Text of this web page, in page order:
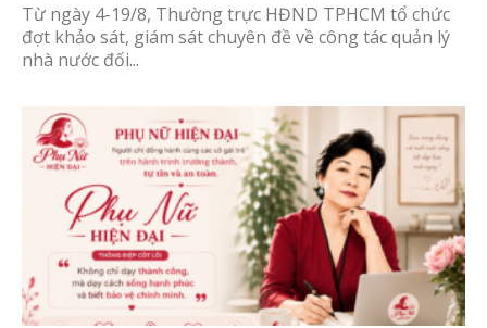
Từ ngày 4-19/8, Thường trực HĐND TPHCM tổ chức
đợt khảo sát, giám sát chuyên đề về công tác quản lý
nhà nước đối...